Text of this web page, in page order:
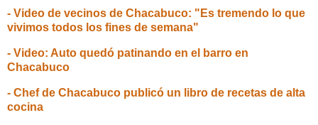
- Video de vecinos de Chacabuco: "Es tremendo lo que
vivimos todos los fines de semana"
- Video: Auto quedó patinando en el barro en
Chacabuco
- Chef de Chacabuco publicó un libro de recetas de alta
cocina